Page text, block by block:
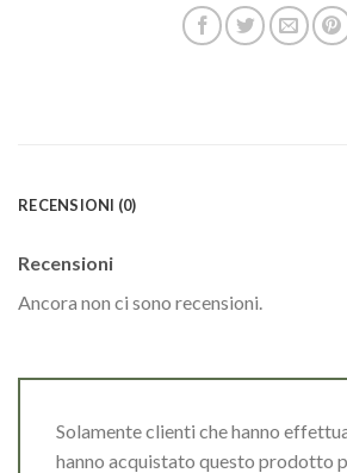
RECENSIONI (0)
Recensioni
Ancora non ci sono recensioni.
Solamente clienti che hanno
hanno acquistato questo prodotto